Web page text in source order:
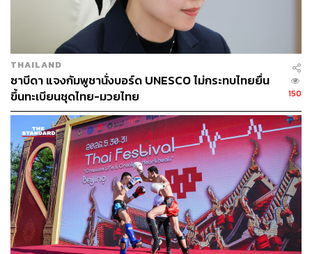
THAILAND
ซาบีดา แจงกัมพูชานั่งบอร์ด UNESCO ไม่กระทบไทยยื่น
ขึ้นทะเบียนชุดไทย-มวยไทย
150